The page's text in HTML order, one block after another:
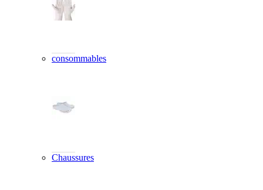
consommables
Chaussures